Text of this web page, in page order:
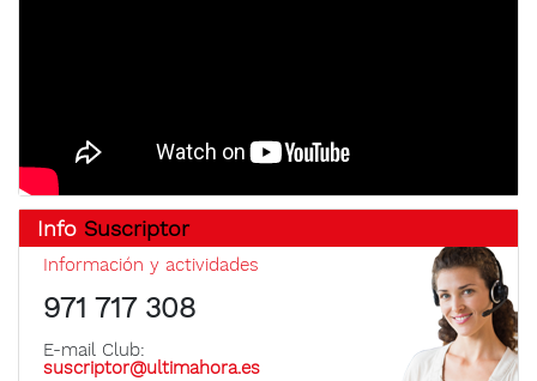
Info Suscriptor
Información y actividades
971 717 308
E-mail Club:
suscriptor@ultimahora.es